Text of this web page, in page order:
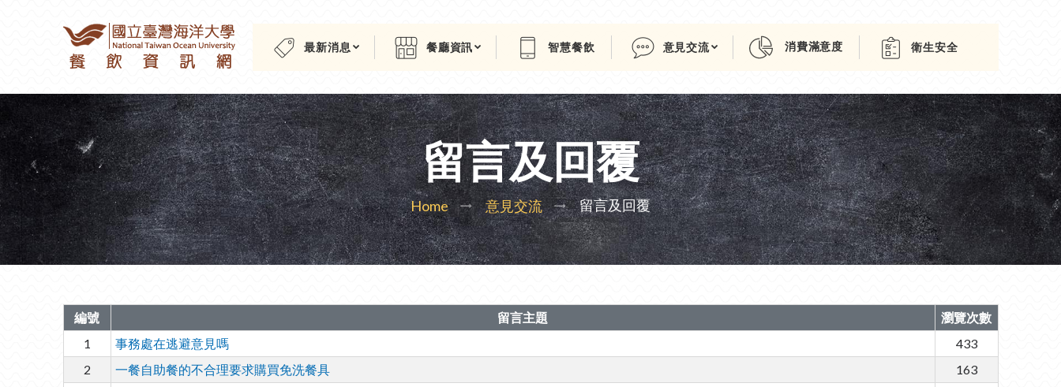
最新消息 餐廳資訊 智慧餐飲 意見交流 消費滿意度 衛生安全
留言及回覆
Home 意見交流 留言及回覆
編號 留言主題
瀏覽次數
1
事務處在逃避意見嗎
433
2
一餐自助餐的不合理要求購買免洗餐具
163